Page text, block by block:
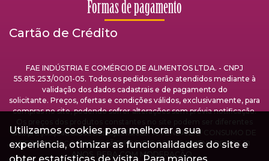
Formas de pagamento
Cartão de Crédito
FAE INDÚSTRIA E COMÉRCIO DE ALIMENTOS LTDA. - CNPJ
55.815.253/0001-05. Todos os pedidos serão atendidos mediante à
validação dos dados cadastrais e de pagamento do
solicitante. Preços, ofertas e condições válidos, exclusivamente, para
compras no site, podendo sofrer alterações sem prévia notificação.
dos preços praticados nas lojas físicas. A VENDA E O CONSUMO DE
BEBIDAS ALCOÓLICAS SÃO PROIBIDOS PARA MENORES DE 18
ANOS. BEBA COM MODERAÇÃO.
Utilizamos cookies para melhorar a sua
experiência, otimizar as funcionalidades do site e